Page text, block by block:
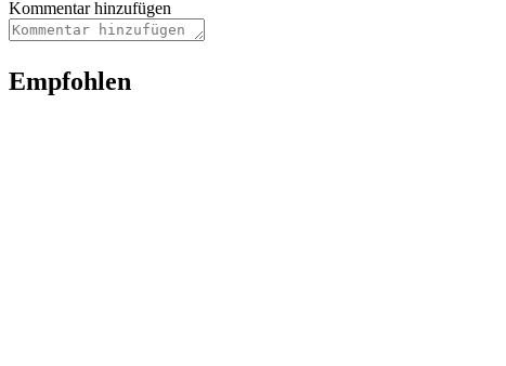
Kommentar hinzufügen
Empfohlen